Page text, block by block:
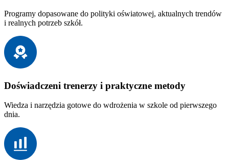
Programy dopasowane do polityki oświatowej, aktualnych trendów
i realnych potrzeb szkół.
Doświadczeni trenerzy i praktyczne metody
Wiedza i narzędzia gotowe do wdrożenia w szkole od pierwszego
dnia.